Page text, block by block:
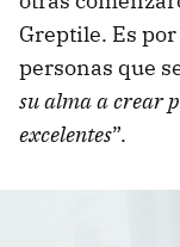
Greptile. Es
personas que
su alma a crear
excelentes”.